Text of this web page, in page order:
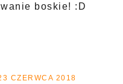
boskie! :D
CZERWCA 2018